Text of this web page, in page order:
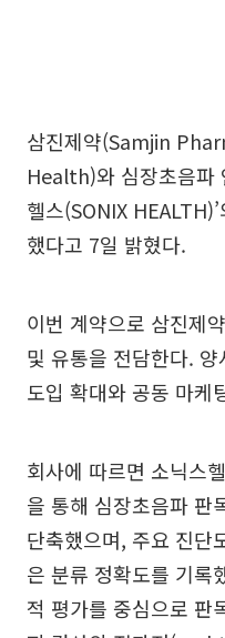
삼진제약(Samjin
Health)와 심장초음파
헬스(SONIX
했다고 7일 밝혔다.
이번 계약으로 삼진제
및 유통을 전담한다.
도입 확대와 공동 마케
회사에 따르면 소닉스
을 통해 심장초음파 판
단축했으며, 주요 진단
은 분류 정확도를 기록
적 평가를 중심으로 판